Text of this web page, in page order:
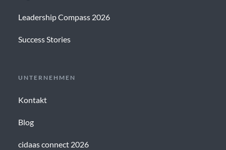
Leadership Compass 2026
Success Stories
UNTERNEHMEN
Kontakt
Blog
cidaas connect 2026